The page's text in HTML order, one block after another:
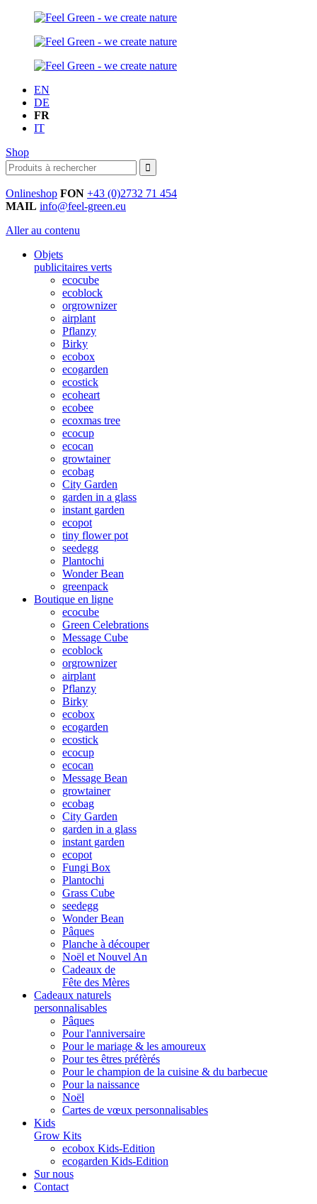
EN
DE
FR
IT
Shop
Onlineshop FON +43 (0)2732 71 454
MAIL info@feel-green.eu
Aller au contenu
Objets
publicitaires verts
ecocube
ecoblock
orgrownizer
airplant
Pflanzy
Birky
ecobox
ecogarden
ecostick
ecoheart
ecobee
ecoxmas tree
ecocup
ecocan
growtainer
ecobag
City Garden
garden in a glass
instant garden
ecopot
tiny flower pot
seedegg
Plantochi
Wonder Bean
greenpack
Boutique en ligne
ecocube
Green Celebrations
Message Cube
ecoblock
orgrownizer
airplant
Pflanzy
Birky
ecobox
ecogarden
ecostick
ecocup
ecocan
Message Bean
growtainer
ecobag
City Garden
garden in a glass
instant garden
ecopot
Fungi Box
Plantochi
Grass Cube
seedegg
Wonder Bean
Pâques
Planche à découper
Noël et Nouvel An
Cadeaux de
Fête des Mères
Cadeaux naturels
personnalisables
Pâques
Pour l'anniversaire
Pour le mariage & les amoureux
Pour tes êtres préfèrés
Pour le champion de la cuisine & du barbecue
Pour la naissance
Noël
Cartes de vœux personnalisables
Kids
Grow Kits
ecobox Kids-Edition
ecogarden Kids-Edition
Sur nous
Contact